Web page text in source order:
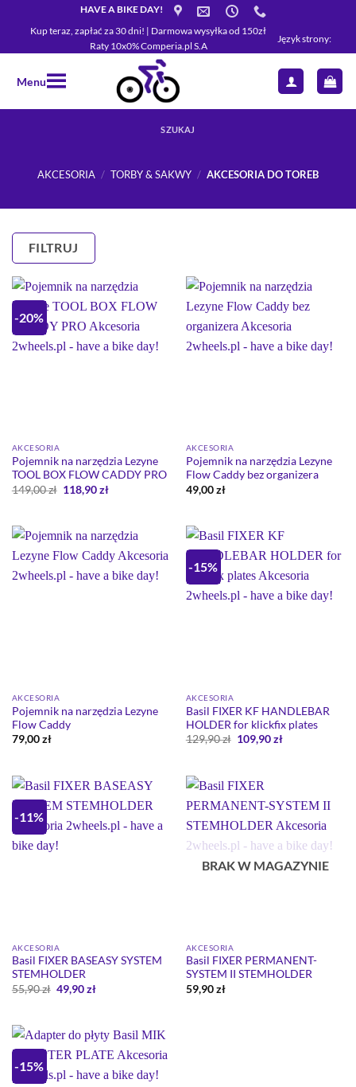
HAVE A BIKE DAY!
Kup teraz, zapłać za 30 dni! | Darmowa wysyłka od 150zł
Raty 10x0% Comperia.pl S.A
Język strony:
Menu
SZUKAJ
AKCESORIA / TORBY & SAKWY / AKCESORIA DO TOREB
FILTRUJ
-20%
AKCESORIA
Pojemnik na narzędzia Lezyne
TOOL BOX FLOW CADDY PRO
149,00zł Pierwotna
cena
118,90złAktualna
AKCESORIA
Pojemnik na narzędzia Lezyne
Flow Caddy bez organizera
49,00zł
AKCESORIA
Pojemnik na narzędzia Lezyne
Flow Caddy
79,00zł
-15%
AKCESORIA
Basil FIXER KF HANDLEBAR
HOLDER for klickfix plates
129,90zł Pierwotna
cena
109,90złAktualna
-11%
AKCESORIA
Basil FIXER BASEASY SYSTEM
STEMHOLDER
55,90zł Pierwotna
cena
49,90złAktualna
BRAK W MAGAZYNIE
AKCESORIA
Basil FIXER PERMANENT-
SYSTEM II STEMHOLDER
59,90zł
-15%